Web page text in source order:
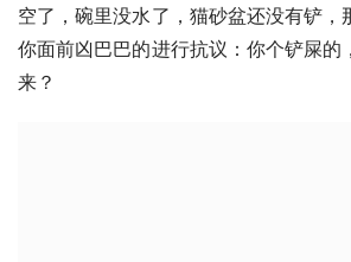
空了，碗里没水了，猫砂盆还没有铲，
你面前凶巴巴的进行抗议：你个铲屎的
来？